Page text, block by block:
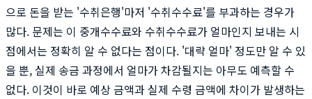
으로 돈을 받는 '수취은행'마저 '수취수수료'를 부과하는 경우가
많다. 문제는 이 중개수수료와 수취수수료가 얼마인지 보내는 시
점에서는 정확히 알 수 없다는 점이다. '대략 얼마' 정도만 알 수 있
을 뿐, 실제 송금 과정에서 얼마가 차감될지는 아무도 예측할 수
없다. 이것이 바로 예상 금액과 실제 수령 금액에 차이가 발생하는